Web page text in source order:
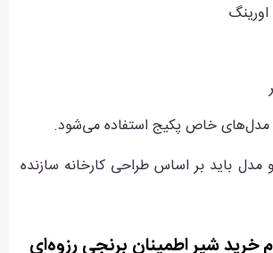
مدل‌های خاص پکیج استفاده می‌شود.
مدل باید بر اساس طراحی کارخانه سازنده
خرید شیر اطمینان برنجی رزوه‌ای